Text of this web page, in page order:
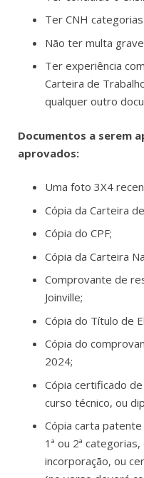
Ter CNH categorias
Não ter multa
Ter experiência
Carteira de
qualquer outro
Documentos a serem
aprovados:
Uma foto 3X4
Cópia da Carteira
Cópia do CPF;
Cópia da Carteira
Comprovante de
Joinville;
Cópia do Título de
Cópia do
2024;
Cópia certificado
curso técnico, ou
Cópia carta
1ª ou 2ª
incorporação, ou